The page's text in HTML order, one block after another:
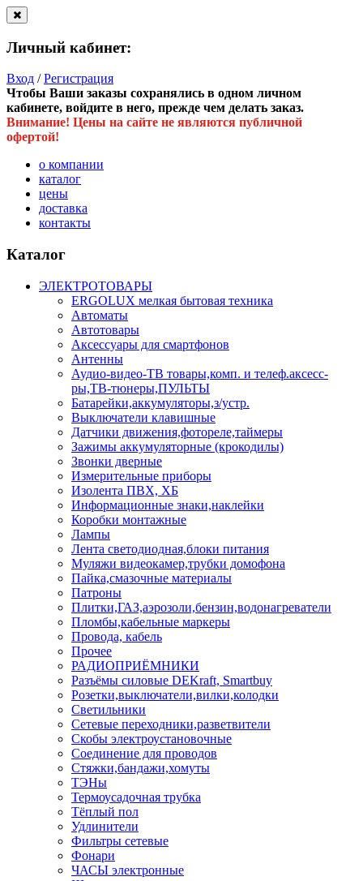
Личный кабинет:
Вход /Регистрация
Чтобы Ваши заказы сохранялись в одном личном
кабинете, войдите в него, прежде чем делать заказ.
Внимание! Цены на сайте не являются публичной
офертой!
о компании
каталог
цены
доставка
контакты
Каталог
ЭЛЕКТРОТОВАРЫ
ERGOLUX мелкая бытовая техника
Автоматы
Автотовары
Аксессуары для смартфонов
Антенны
Аудио-видео-ТВ товары,комп. и телеф.аксесс-
ры,ТВ-тюнеры,ПУЛЬТЫ
Батарейки,аккумуляторы,з/устр.
Выключатели клавишные
Датчики движения,фотореле,таймеры
Зажимы аккумуляторные (крокодилы)
Звонки дверные
Измерительные приборы
Изолента ПВХ, ХБ
Информационные знаки,наклейки
Коробки монтажные
Лампы
Лента светодиодная,блоки питания
Муляжи видеокамер,трубки домофона
Пайка,смазочные материалы
Патроны
Плитки,ГАЗ,аэрозоли,бензин,водонагреватели
Пломбы,кабельные маркеры
Провода, кабель
Прочее
РАДИОПРИЁМНИКИ
Разъёмы силовые DEKraft, Smartbuy
Розетки,выключатели,вилки,колодки
Светильники
Сетевые переходники,разветвители
Скобы электроустановочные
Соединение для проводов
Стяжки,бандажи,хомуты
ТЭНы
Термоусадочная трубка
Тёплый пол
Удлинители
Фильтры сетевые
Фонари
ЧАСЫ электронные